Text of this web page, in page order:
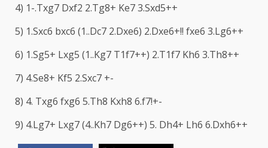
4) 1-.Txg7 Dxf2 2.Tg8+ Ke7 3.Sxd5++
5) 1.Sxc6 bxc6 (1..Dc7 2.Dxe6) 2.Dxe6+!! fxe6 3.Lg6++
6) 1.Sg5+ Lxg5 (1..Kg7 T1f7++) 2.T1f7 Kh6 3.Th8++
7) 4.Se8+ Kf5 2.Sxc7 +-
8) 4. Txg6 fxg6 5.Th8 Kxh8 6.f7!+-
9) 4.Lg7+ Lxg7 (4..Kh7 Dg6++) 5. Dh4+ Lh6 6.Dxh6++